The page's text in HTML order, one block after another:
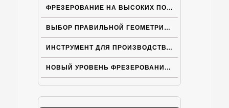
ФРЕЗЕРОВАНИЕ НА ВЫСОКИХ ПОДАЧАХ
ВЫБОР ПРАВИЛЬНОЙ ГЕОМЕТРИИ ПЛАСТИН ISCAR ДЛЯ ТРУДНOОБРАБАТЫВАЕМЫХ МАТЕРИАЛОВ
ИНСТРУМЕНТ ДЛЯ ПРОИЗВОДСТВА ЭЛЕКТРОМОБИЛЕЙ НОВОГО ПОКОЛЕНИЯ
НОВЫЙ УРОВЕНЬ ФРЕЗЕРОВАНИЯ НА БОЛЬШИХ ПОДАЧАХ